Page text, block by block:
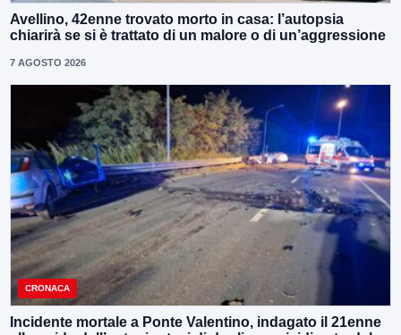
Avellino, 42enne trovato morto in casa: l’autopsia
chiarirà se si è trattato di un malore o di un’aggressione
7 AGOSTO 2026
CRONACA
Incidente mortale a Ponte Valentino, indagato il 21enne